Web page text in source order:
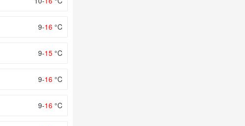
9-16 °C
9-15 °C
9-16 °C
9-16 °C